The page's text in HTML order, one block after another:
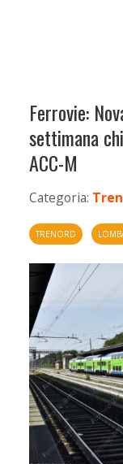
Ferrovie:
settimana
ACC-M
Categoria:
TRENORD